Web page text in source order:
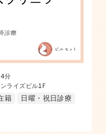
分
ライズビル1F
籍
日曜・祝日診療